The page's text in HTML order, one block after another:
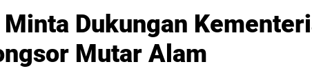
Dukungan
Mutar Alam